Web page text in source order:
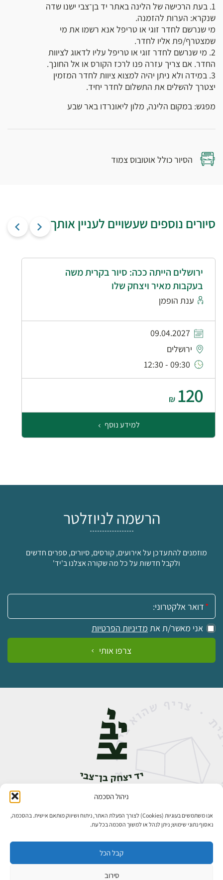
ניהול הסכמה
אנו משתמשים בעוגיות (Cookies) לצורך הפעלת האתר, ניתוח ושיווק מותאם אישית. בהסכמה,
נאסוף נתוני שימוש; ניתן לנהל או למשוך הסכמה בכל עת.
קבל הכל
סירוב
1. בעת הרכישה של הלינה באתר יד בן־צבי ישנו שדה
שנקרא: הערות להזמנה.
מי שנרשם לחדר זוגי או טריפל אנא רשמו את מי
שמצטרף/פת אליו לחדר.
2. מי שנרשם לחדר זוגי או טריפל עליו לדאוג לציוות
החדר. אם צריך עזרה פנו לרכז הקורס או אל החונך.
3. במידה ולא ניתן יהיה למצוא ציוות לחדר המזמין
יצטרך להשלים את התשלום לחדר יחיד.
מפגש: במקום הלינה, מלון ליאונרדו באר שבע
הסיור כולל אוטובוס צמוד
סיורים נוספים שעשויים לעניין אותך
ירושלים הייתה ככה: סיור בקרית משה
בעקבות מאיר ויצחק שלו
ענת הופמן
09.04.2027
ירושלים
09:30 - 12:30
120
₪
למידע נוסף
הרשמה לניוזלטר
מוזמנים להתעדכן על אירועים, קורסים, סיורים, ספרים חדשים
ולקבל חדשות על כל מה שקורה אצלנו ב'יד'
אימייל:
אני מאשר/ת את מדיניות הפרטיות
צרפו אותי
אבן גבירול 14, רחביה, ירושלים